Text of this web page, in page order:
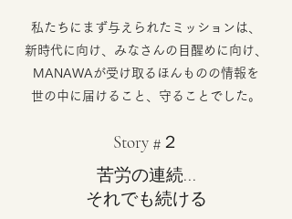
私たちにまず与えられたミッションは、
新時代に向け、みなさんの目醒めに向け、
MANAWAが受け取るほんものの情報を
世の中に届けること、守ることでした。
Story #２
苦労の連続...
それでも続ける